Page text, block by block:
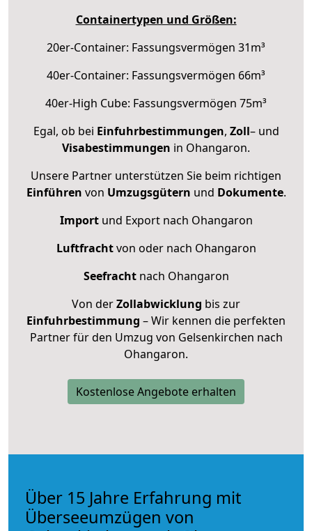
Containertypen und Größen:
20er-Container: Fassungsvermögen 31m³
40er-Container: Fassungsvermögen 66m³
40er-High Cube: Fassungsvermögen 75m³
Egal, ob bei Einfuhrbestimmungen, Zoll– und
Visabestimmungen in Ohangaron.
Unsere Partner unterstützen Sie beim richtigen
Einführen von Umzugsgütern und Dokumente.
Importund Export nach Ohangaron
Luftfrachtvon oder nach Ohangaron
Seefrachtnach Ohangaron
Von derZollabwicklung bis zur
Einfuhrbestimmung – Wir kennen die perfekten
Partner für den Umzug von Gelsenkirchen nach
Ohangaron.
Kostenlose Angebote erhalten
Über 15 Jahre Erfahrung mit
Überseeumzügen von